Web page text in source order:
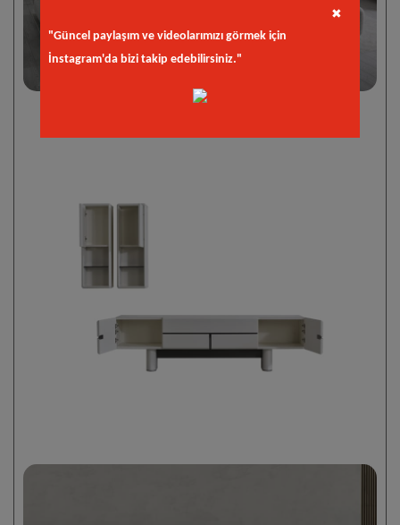
"Güncel paylaşım ve videolarımızı görmek için
İnstagram'da bizi takip edebilirsiniz."
✖